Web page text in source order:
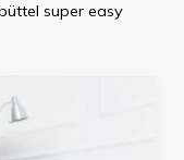
super easy